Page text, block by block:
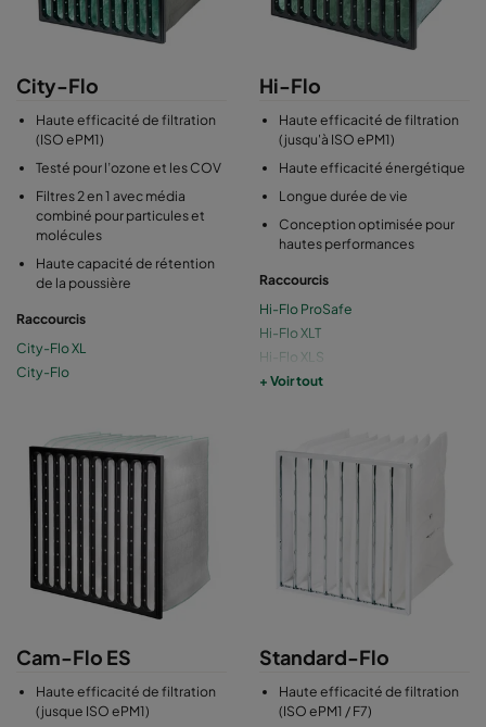
informations produit pour plus de détails.
Matériau du cadre (cadre à bride) : plastique recyclé ou acier
Média : fibre de verre, fibre synthétique ou fibre de
verre/charbon actif
City-Flo
Haute efficacité de filtration
(ISO ePM1)
Testé pour l’ozone et les COV
Filtres 2 en 1 avec média
combiné pour particules et
molécules
Haute capacité de rétention
de la poussière
Raccourcis
City-Flo XL
City-Flo
Hi-Flo
Haute efficacité de filtration
(jusqu'à ISO ePM1)
Haute efficacité énergétique
Longue durée de vie
Conception optimisée pour
hautes performances
Raccourcis
Hi-Flo ProSafe
Hi-Flo XLT
Hi-Flo XLS
Hi-Flo
+ Voir tout
Cam-Flo ES
Haute efficacité de filtration
(jusque ISO ePM1)
Standard-Flo
Haute efficacité de filtration
(ISO ePM1 / F7)